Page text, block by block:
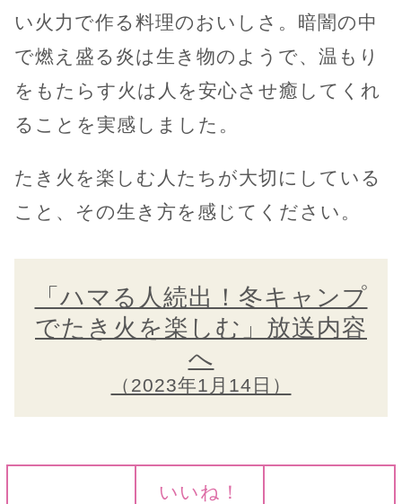
い火力で作る料理のおいしさ。暗闇の中
で燃え盛る炎は生き物のようで、温もり
をもたらす火は人を安心させ癒してくれ
ることを実感しました。
たき火を楽しむ人たちが大切にしている
こと、その生き方を感じてください。
「ハマる人続出！冬キャンプ
でたき火を楽しむ」放送内容
へ
（2023年1月14日）
いいね！